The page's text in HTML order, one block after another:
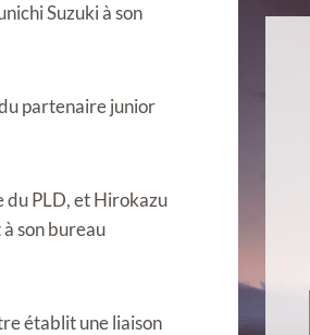
Suzuki à son
partenaire junior
du PLD, et Hirokazu
son bureau
établit une liaison